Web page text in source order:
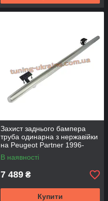
Захист заднього бампера
труба одинарна з нержавійки
на Peugeot Partner 1996-
2008
В наявності
7 489 ₴
Купити